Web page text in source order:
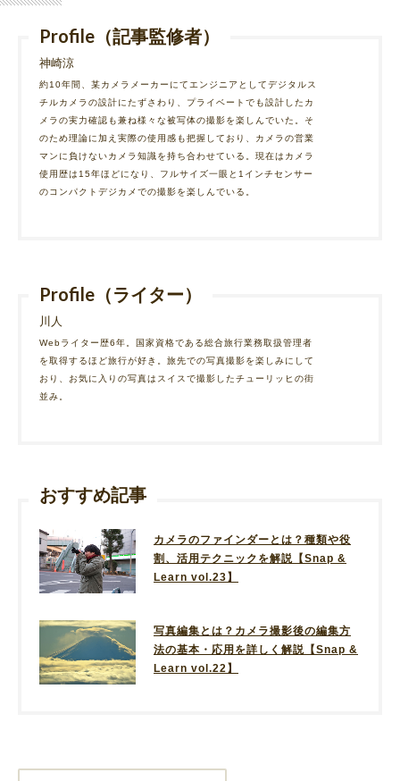
Profile（記事監修者）
神崎涼
約10年間、某カメラメーカーにてエンジニアとしてデジタルス
チルカメラの設計にたずさわり、プライベートでも設計したカ
メラの実力確認も兼ね様々な被写体の撮影を楽しんでいた。そ
のため理論に加え実際の使用感も把握しており、カメラの営業
マンに負けないカメラ知識を持ち合わせている。現在はカメラ
使用歴は15年ほどになり、フルサイズ一眼と1インチセンサー
のコンパクトデジカメでの撮影を楽しんでいる。
Profile（ライター）
川人
Webライター歴6年。国家資格である総合旅行業務取扱管理者
を取得するほど旅行が好き。旅先での写真撮影を楽しみにして
おり、お気に入りの写真はスイスで撮影したチューリッヒの街
並み。
おすすめ記事
カメラのファインダーとは？種類や役
割、活用テクニックを解説【Snap &
Learn vol.23】
写真編集とは？カメラ撮影後の編集方
法の基本・応用を詳しく解説【Snap &
Learn vol.22】